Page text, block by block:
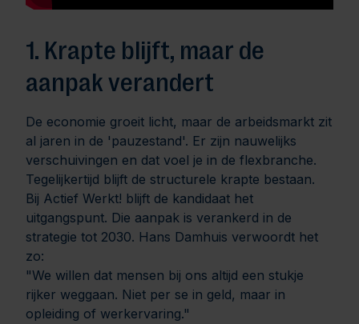
1. Krapte blijft, maar de
aanpak verandert
De economie groeit licht, maar de arbeidsmarkt zit
al jaren in de 'pauzestand'. Er zijn nauwelijks
verschuivingen en dat voel je in de flexbranche.
Tegelijkertijd blijft de structurele krapte bestaan.
Bij Actief Werkt! blijft de kandidaat het
uitgangspunt. Die aanpak is verankerd in de
strategie tot 2030. Hans Damhuis verwoordt het
zo:
"We willen dat mensen bij ons altijd een stukje
rijker weggaan. Niet per se in geld, maar in
opleiding of werkervaring."